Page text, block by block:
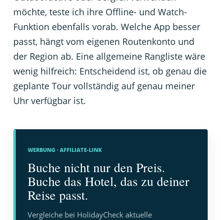
möchte, teste ich ihre Offline- und Watch-
Funktion ebenfalls vorab. Welche App besser
passt, hängt vom eigenen Routenkonto und
der Region ab. Eine allgemeine Rangliste wäre
wenig hilfreich: Entscheidend ist, ob genau die
geplante Tour vollständig auf genau meiner
Uhr verfügbar ist.
WERBUNG · AFFILIATE-LINK
Buche nicht nur den Preis.
Buche das Hotel, das zu deiner
Reise passt.
Vergleiche bei HolidayCheck aktuelle